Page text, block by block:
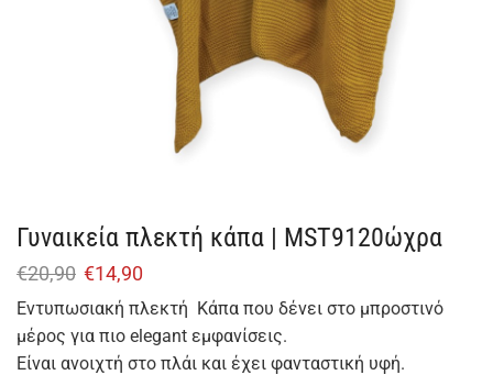
Γυναικεία πλεκτή κάπα | MST9120ώχρα
€20,90 €14,90
Εντυπωσιακή πλεκτή Κάπα που δένει στο μπροστινό
μέρος για πιο elegant εμφανίσεις.
Είναι ανοιχτή στο πλάι και έχει φανταστική υφή.